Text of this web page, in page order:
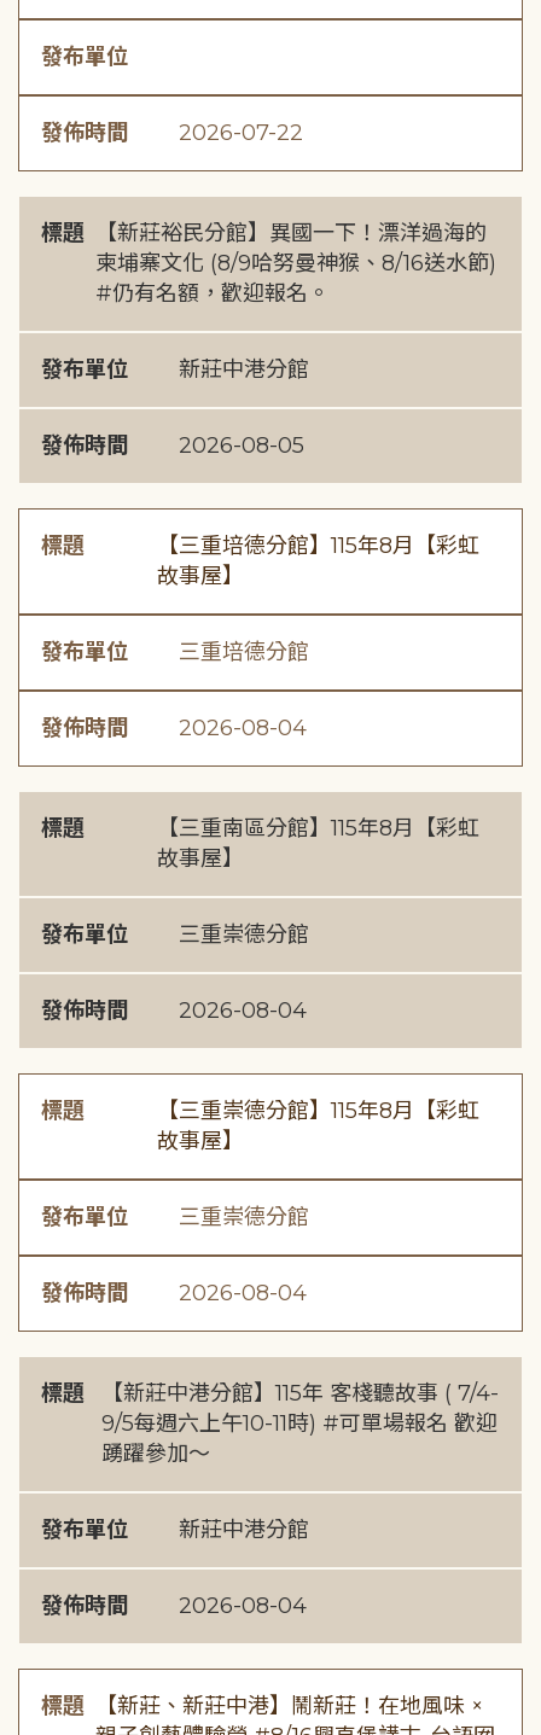
發布單位
發佈時間 2026-07-22
標題
【新莊裕民分館】異國一下！漂洋過海的
柬埔寨文化 (8/9哈努曼神猴、8/16送水節)
#仍有名額，歡迎報名。
發布單位 新莊中港分館
發佈時間 2026-08-05
標題
【三重培德分館】115年8月【彩虹
故事屋】
發布單位 三重培德分館
發佈時間 2026-08-04
標題
【三重南區分館】115年8月【彩虹
故事屋】
發布單位 三重崇德分館
發佈時間 2026-08-04
標題
【三重崇德分館】115年8月【彩虹
故事屋】
發布單位 三重崇德分館
發佈時間 2026-08-04
標題
【新莊中港分館】115年 客棧聽故事 ( 7/4-
9/5每週六上午10-11時) #可單場報名 歡迎
踴躍參加～
發布單位 新莊中港分館
發佈時間 2026-08-04
標題
【新莊、新莊中港】鬧新莊！在地風味 ×